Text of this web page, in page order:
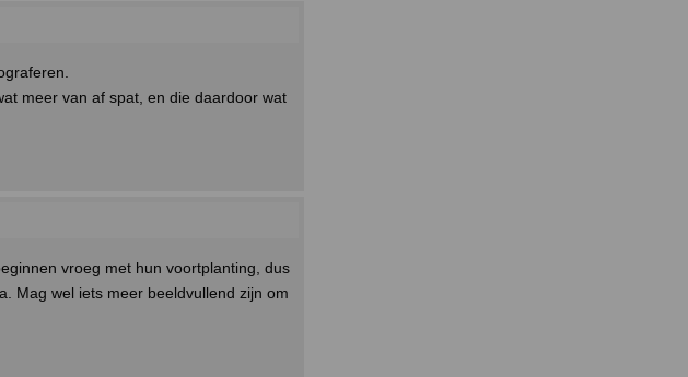
meer van af spat, en die daardoor wat
vroeg met hun voortplanting, dus
Mag wel iets meer beeldvullend zijn om